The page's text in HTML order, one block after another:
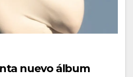
nuevo álbum